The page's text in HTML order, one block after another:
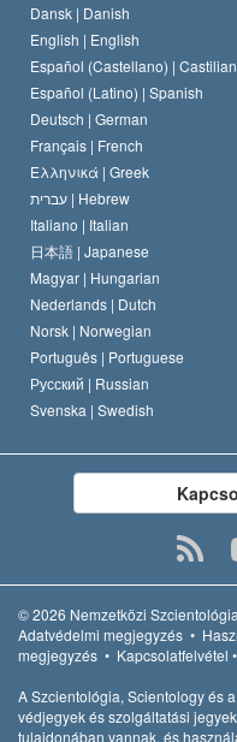
A Szcientológus kódex
David Miscavige
Nyilatkozat a vallásról
Dansk | Danish
English | English
Español (Castellano) | Castilian
Español (Latino) | Spanish
Deutsch | German
Français | French
Ελληνικά | Greek
עברית | Hebrew
Italiano | Italian
日本語 | Japanese
Magyar | Hungarian
Nederlands | Dutch
Norsk | Norwegian
Português | Portuguese
Русский | Russian
Svenska | Swedish
© 2026 Nemzetközi
Adatvédelmi megjegyzés •
megjegyzés • Kapcsolatfelvétel •
A Szcientológia, Scientology és
védjegyek és szolgáltatási
tulajdonában vannak, és